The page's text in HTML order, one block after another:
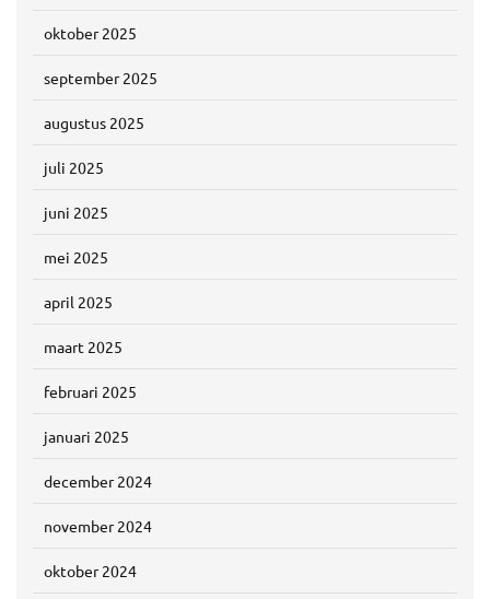
oktober 2025
september 2025
augustus 2025
juli 2025
juni 2025
mei 2025
april 2025
maart 2025
februari 2025
januari 2025
december 2024
november 2024
oktober 2024